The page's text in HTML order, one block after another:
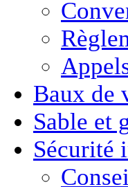
Baux de
Sable et
Sécurité